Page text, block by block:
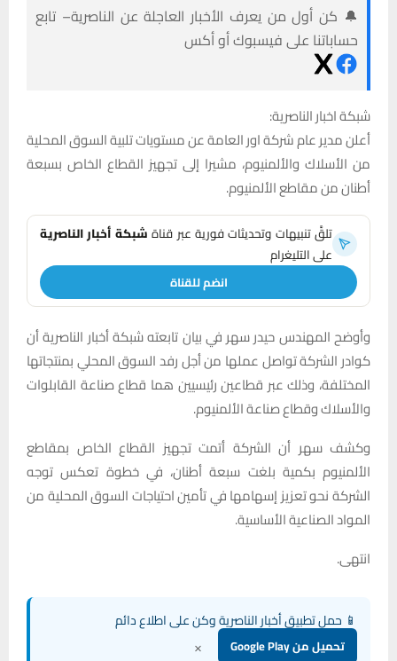
🔔 كن أول من يعرف الأخبار العاجلة عن الناصرية– تابع
حساباتنا على فيسبوك أو أكس
شبكة اخبار الناصرية:
أعلن مدير عام شركة اور العامة عن مستويات تلبية السوق المحلية
من الأسلاك والألمنيوم، مشيرا إلى تجهيز القطاع الخاص بسبعة
أطنان من مقاطع الألمنيوم.
تلقَّ تنبيهات وتحديثات فورية عبر قناةشبكة أخبار الناصرية
على التليغرام
انضم للقناة
وأوضح المهندس حيدر سهر في بيان تابعته شبكة أخبار الناصرية أن
كوادر الشركة تواصل عملها من أجل رفد السوق المحلي بمنتجاتها
المختلفة، وذلك عبر قطاعين رئيسيين هما قطاع صناعة القابلوات
والأسلاك وقطاع صناعة الألمنيوم.
وكشف سهر أن الشركة أتمت تجهيز القطاع الخاص بمقاطع
الألمنيوم بكمية بلغت سبعة أطنان، في خطوة تعكس توجه
الشركة نحو تعزيز إسهامها في تأمين احتياجات السوق المحلية من
المواد الصناعية الأساسية.
انتهى.
📱 حمل تطبيق أخبار الناصرية وكن على اطلاع دائم
تحميل من Google Play ×